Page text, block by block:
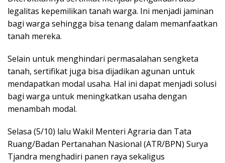
legalitas kepemilikan tanah warga. Ini menjadi jaminan
bagi warga sehingga bisa tenang dalam memanfaatkan
tanah mereka.
Selain untuk menghindari permasalahan sengketa
tanah, sertifikat juga bisa dijadikan agunan untuk
mendapatkan modal usaha. Hal ini dapat menjadi solusi
bagi warga untuk meningkatkan usaha dengan
menambah modal.
Selasa (5/10) lalu Wakil Menteri Agraria dan Tata
Ruang/Badan Pertanahan Nasional (ATR/BPN) Surya
Tjandra menghadiri panen raya sekaligus